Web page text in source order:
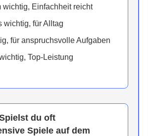
wichtig, Einfachheit reicht
wichtig, für Alltag
für anspruchsvolle Aufgaben
Top-Leistung
du oft
Spiele auf dem